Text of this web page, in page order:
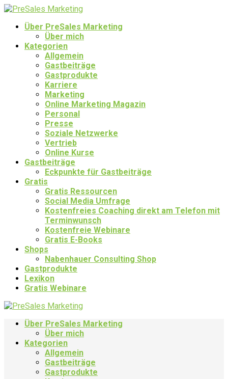
Über PreSales Marketing
Über mich
Kategorien
Allgemein
Gastbeiträge
Gastprodukte
Karriere
Marketing
Online Marketing Magazin
Personal
Presse
Soziale Netzwerke
Vertrieb
Online Kurse
Gastbeiträge
Eckpunkte für Gastbeiträge
Gratis
Gratis Ressourcen
Social Media Umfrage
Kostenfreies Coaching direkt am Telefon mit
Terminwunsch
Kostenfreie Webinare
Gratis E-Books
Shops
Nabenhauer Consulting Shop
Gastprodukte
Lexikon
Gratis Webinare
Über PreSales Marketing
Über mich
Kategorien
Allgemein
Gastbeiträge
Gastprodukte